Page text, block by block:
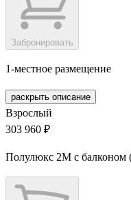
Забронировать
1-местное размещение
раскрыть описание
Взрослый
303 960 ₽
Полулюкс 2М с балконом